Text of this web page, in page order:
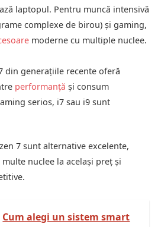
laptopul. Pentru muncă intensivă
complexe de birou) și gaming,
moderne cu multiple nuclee.
din generațiile recente oferă
performanță și consum
serios, i7 sau i9 sunt
7 sunt alternative excelente,
nuclee la același preț și
Cum alegi un sistem smart